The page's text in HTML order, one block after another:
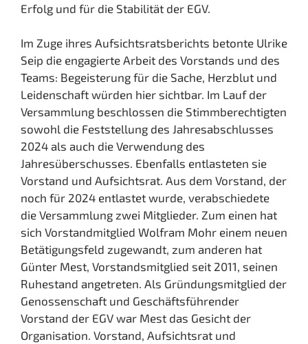
Erfolg und für die Stabilität der EGV.
Im Zuge ihres Aufsichtsratsberichts betonte Ulrike
Seip die engagierte Arbeit des Vorstands und des
Teams: Begeisterung für die Sache, Herzblut und
Leidenschaft würden hier sichtbar. Im Lauf der
Versammlung beschlossen die Stimmberechtigten
sowohl die Feststellung des Jahresabschlusses
2024 als auch die Verwendung des
Jahresüberschusses. Ebenfalls entlasteten sie
Vorstand und Aufsichtsrat. Aus dem Vorstand, der
noch für 2024 entlastet wurde, verabschiedete
die Versammlung zwei Mitglieder. Zum einen hat
sich Vorstandmitglied Wolfram Mohr einem neuen
Betätigungsfeld zugewandt, zum anderen hat
Günter Mest, Vorstandsmitglied seit 2011, seinen
Ruhestand angetreten. Als Gründungsmitglied der
Genossenschaft und Geschäftsführender
Vorstand der EGV war Mest das Gesicht der
Organisation. Vorstand, Aufsichtsrat und